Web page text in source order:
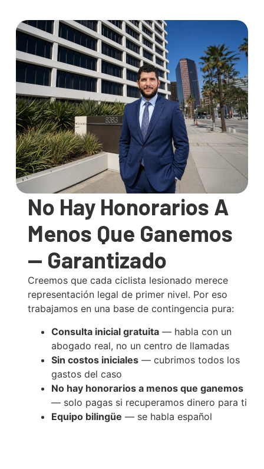
No Hay Honorarios A
Menos Que Ganemos
— Garantizado
Creemos que cada ciclista lesionado merece
representación legal de primer nivel. Por eso
trabajamos en una base de contingencia pura:
Consulta inicial gratuita— habla con un
abogado real, no un centro de llamadas
Sin costos iniciales— cubrimos todos los
gastos del caso
No hay honorarios a menos que ganemos
— solo pagas si recuperamos dinero para ti
Equipo bilingüe — se habla español